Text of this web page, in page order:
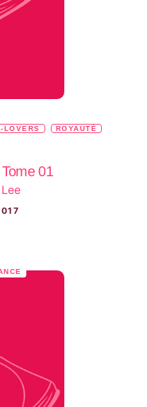
LOVERS ROYAUTÉ
01